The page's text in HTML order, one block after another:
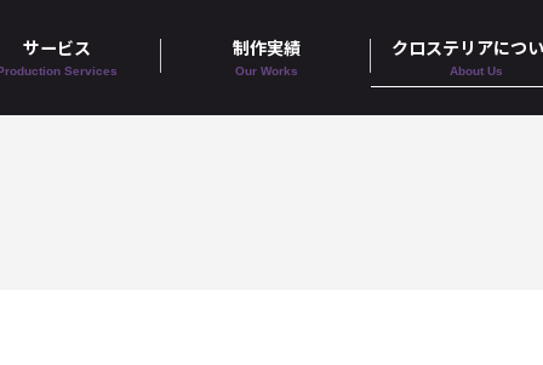
サービス
Services
制作実績
Our Works
クロステリアにつ
About Us